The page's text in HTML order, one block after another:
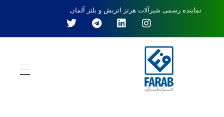
نماینده رسمی شیرآلات هرتز اتریش و بلتز آلمان